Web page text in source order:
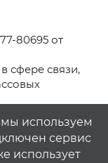
80695 от
сфере связи,
(2021-2025)
возможно
на1rostov.tv
используем
сервис
использует